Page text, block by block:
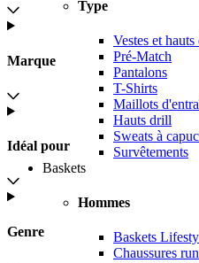
Type
Vestes et
Pré-Match
Pantalons
T-Shirts
Maillots
Hauts drill
Sweats à
Survêtements
Baskets
Hommes
Baskets
Chaussures
Marque
Idéal pour
Genre